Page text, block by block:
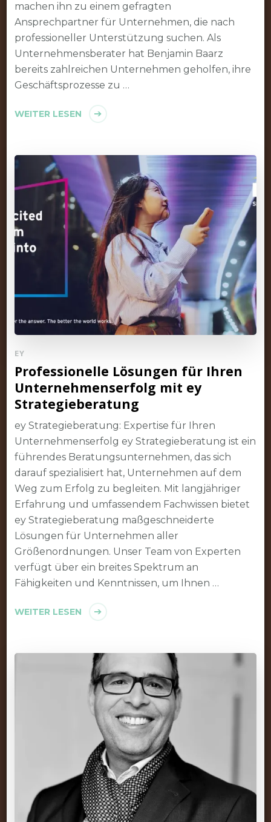
machen ihn zu einem gefragten
Ansprechpartner für Unternehmen, die nach
professioneller Unterstützung suchen. Als
Unternehmensberater hat Benjamin Baarz
bereits zahlreichen Unternehmen geholfen, ihre
Geschäftsprozesse zu …
WEITER LESEN
EY
Professionelle Lösungen für Ihren
Unternehmenserfolg mit ey
Strategieberatung
ey Strategieberatung: Expertise für Ihren
Unternehmenserfolg ey Strategieberatung ist ein
führendes Beratungsunternehmen, das sich
darauf spezialisiert hat, Unternehmen auf dem
Weg zum Erfolg zu begleiten. Mit langjähriger
Erfahrung und umfassendem Fachwissen bietet
ey Strategieberatung maßgeschneiderte
Lösungen für Unternehmen aller
Größenordnungen. Unser Team von Experten
verfügt über ein breites Spektrum an
Fähigkeiten und Kenntnissen, um Ihnen …
WEITER LESEN